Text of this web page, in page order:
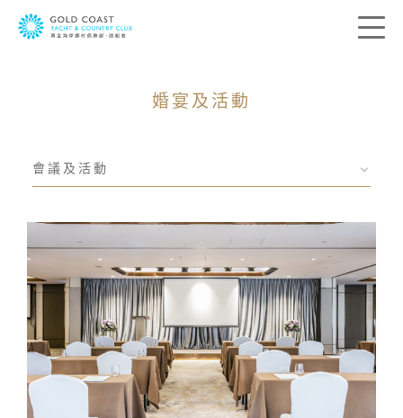
婚宴及活動
會議及活動
您的寶貴意見是帶領我們前進的方向。我
合您個人需要的服務。請在下列方格提供
您的意見及聯絡資料，我們會盡快與您聯
絡。
稱呼:
先生
太太
女士 小姐